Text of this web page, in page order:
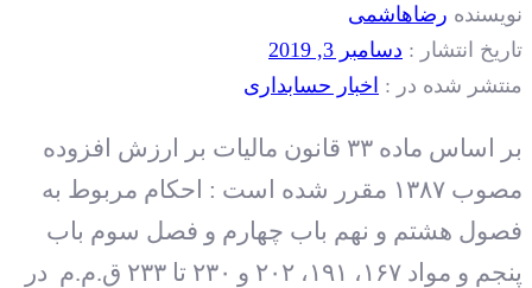
نویسنده رضاهاشمی
تاریخ انتشار : دسامبر 3, 2019
منتشر شده در : اخبار حسابداری
بر اساس ماده ۳۳ قانون مالیات بر ارزش افزوده
مصوب ۱۳۸۷ مقرر شده است : احکام مربوط به
فصول هشتم و نهم باب چهارم و فصل سوم باب
پنجم و مواد ۱۶۷، ۱۹۱، ۲۰۲ و ۲۳۰ تا ۲۳۳ ق.م.م در